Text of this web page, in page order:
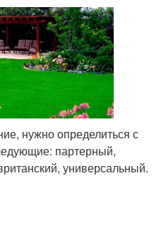
нужно определиться с
партерный,
универсальный.